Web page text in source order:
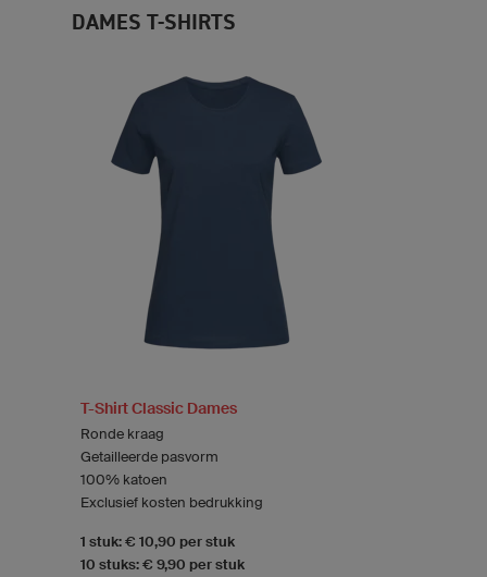
DAMES T-SHIRTS
T-Shirt Classic Dames
Ronde kraag
Getailleerde pasvorm
100% katoen
Exclusief kosten bedrukking
1 stuk: € 10,90 per stuk
10 stuks: € 9,90 per stuk